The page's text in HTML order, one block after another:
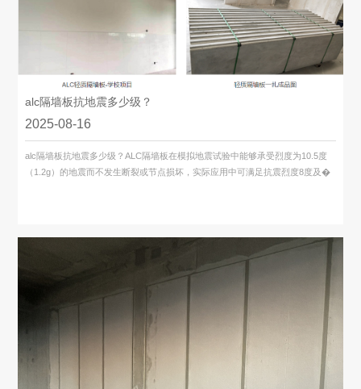
alc隔墙板抗地震多少级？
2025-08-16
alc隔墙板​抗地震多少级？ALC隔墙板在模拟地震试验中能够承受烈度为10.5度
（1.2g）的地震而不发生断裂或节点损坏，实际应用中可满足抗震烈度8度及�